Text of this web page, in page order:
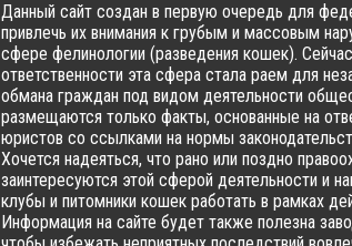
Данный сайт создан в первую очередь для
привлечь их внимания к грубым и массовым
сфере фелинологии (разведения кошек).
ответственности эта сфера стала раем для
обмана граждан под видом деятельности
размещаются только факты, основанные на
юристов со ссылками на нормы
Хочется надеяться, что рано или поздно
заинтересуются этой сферой деятельности и
клубы и питомники кошек работать в рамках
Информация на сайте будет также полезна